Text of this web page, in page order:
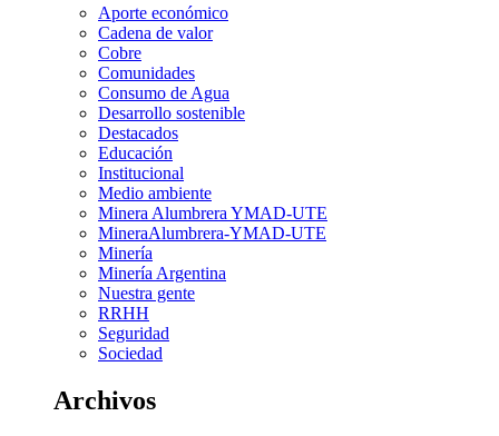
Aporte económico
Cadena de valor
Cobre
Comunidades
Consumo de Agua
Desarrollo sostenible
Destacados
Educación
Institucional
Medio ambiente
Minera Alumbrera YMAD-UTE
MineraAlumbrera-YMAD-UTE
Minería
Minería Argentina
Nuestra gente
RRHH
Seguridad
Sociedad
Archivos